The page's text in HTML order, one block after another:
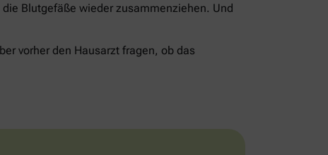
Blutgefäße wieder zusammenziehen. Und
vorher den Hausarzt fragen, ob das